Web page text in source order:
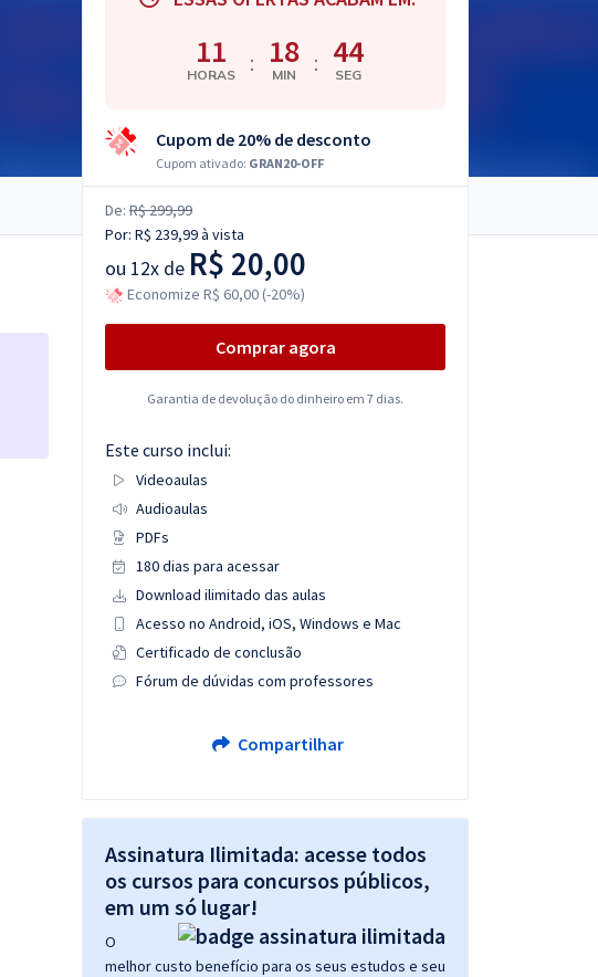
11
HORAS : 18
MIN : 43
SEG
Cupom de 20% de desconto
Cupom ativado: GRAN20-OFF
De: R$ 299,99
Por: R$ 239,99à vista
ou 12x de R$ 20,00
Economize R$ 60,00 (-20%)
Comprar agora
Garantia de devolução do dinheiro em 7 dias.
Este curso inclui:
Videoaulas
Audioaulas
PDFs
180 dias para acessar
Download ilimitado das aulas
Acesso no Android, iOS, Windows e Mac
Certificado de conclusão
Fórum de dúvidas com professores
Compartilhar
Assinatura Ilimitada: acesse todos
os cursos para concursos públicos,
em um só lugar!
O
melhor custo benefício para os seus estudos e seu